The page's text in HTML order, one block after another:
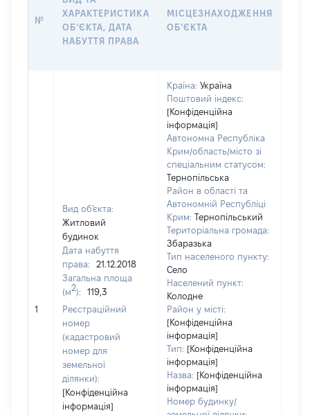
№
ХАРАКТЕРИСТИКА
ОБʼЄКТА, ДАТА
НАБУТТЯ ПРАВА
МІСЦЕЗНАХОДЖЕННЯ
ОБʼЄКТА
1
Вид об'єкта:
Житловий
будинок
Дата набуття
права:
21.12.2018
Загальна площа
(м2):
119,3
Реєстраційний
номер
(кадастровий
номер для
земельної
ділянки):
[Конфіденційна
інформація]
Країна: Україна
Поштовий індекс:
[Конфіденційна
інформація]
Автономна Республіка
Крим/область/місто зі
спеціальним статусом:
Тернопільська
Район в області та
Автономній Республіці
Крим: Тернопільський
Територіальна громада:
Збаразька
Тип населеного пункту:
Село
Населений пункт:
Колодне
Район у місті:
[Конфіденційна
інформація]
Тип: [Конфіденційна
інформація]
Назва: [Конфіденційна
інформація]
Номер будинку/